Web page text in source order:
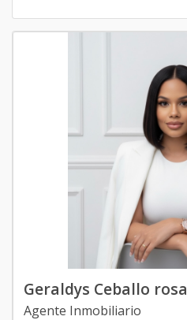
Geraldys Ceballo rosa
Agente Inmobiliario